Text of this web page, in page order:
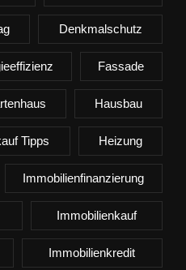
Denkmalschutz
Fassade
Hausbau
Tipps Heizung
Immobilienfinanzierung
Immobilienkauf
Immobilienkredit